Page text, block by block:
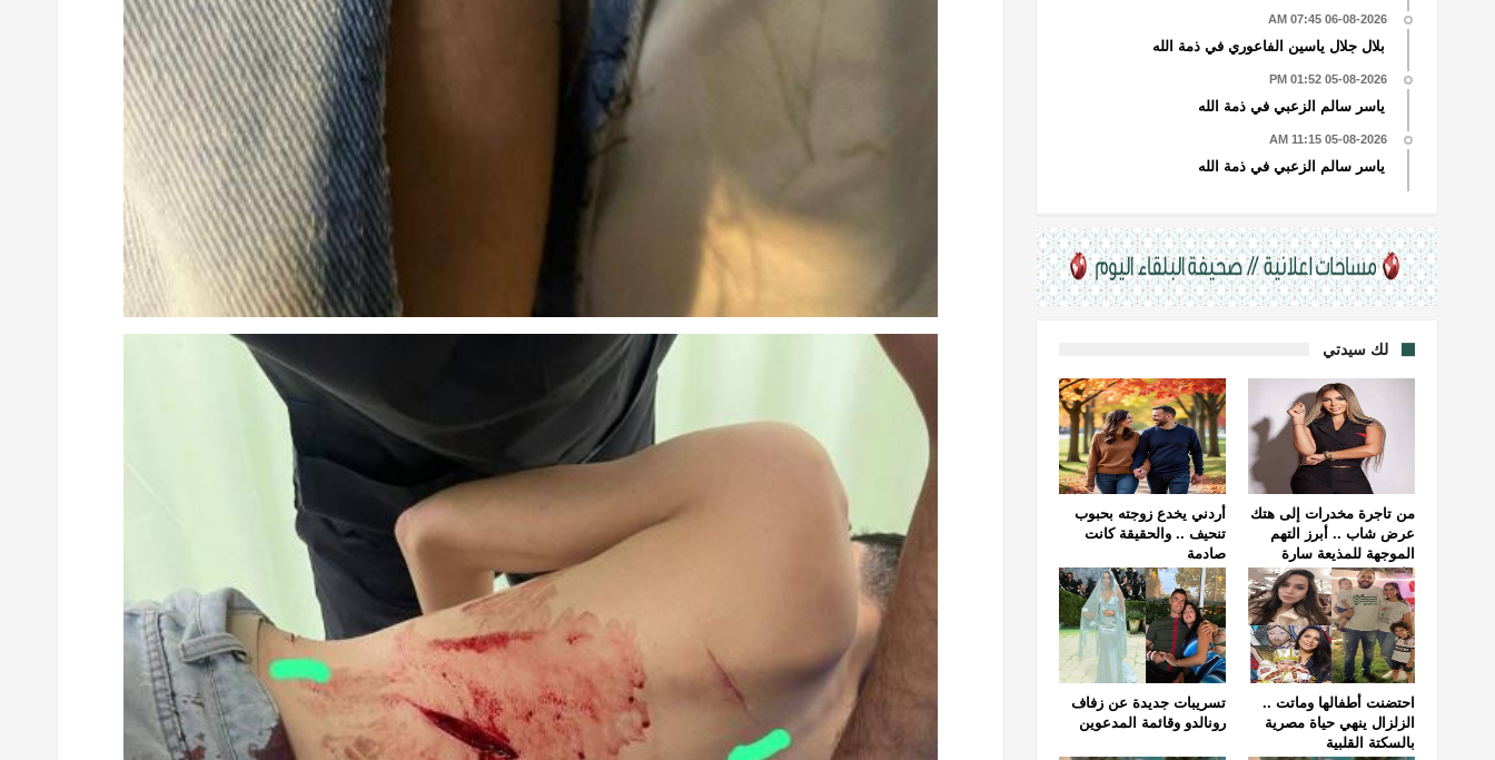
06-08-2026 07:45 AM
بلال جلال ياسين الفاعوري في ذمة الله
05-08-2026 01:52 PM
ياسر سالم الزعبي في ذمة الله
05-08-2026 11:15 AM
ياسر سالم الزعبي في ذمة الله
لك سيدتي
أردني يخدع زوجته بحبوب
تنحيف .. والحقيقة كانت
صادمة
من تاجرة مخدرات إلى هتك
عرض شاب .. أبرز التهم
الموجهة للمذيعة سارة
خليفة
تسريبات جديدة عن زفاف
رونالدو وقائمة المدعوين
احتضنت أطفالها وماتت ..
الزلزال ينهي حياة مصرية
بالسكتة القلبية